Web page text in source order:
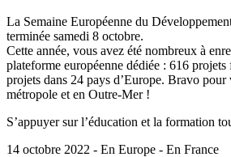
La Semaine Européenne du
terminée samedi 8 octobre.
Cette année, vous avez été nombreux à
plateforme européenne dédiée : 616
projets dans 24 pays d’Europe. Bravo
métropole et en Outre-Mer !
S’appuyer sur l’éducation et la formation
14 octobre 2022 - En Europe - En France